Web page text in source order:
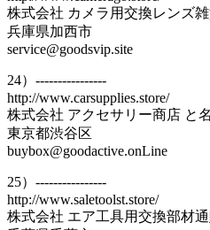
株式会社 カメラ用交換レンズ
兵庫県加西市
service@goodsvip.site
24）----------------
http://www.carsupplies.store/
株式会社 アクセサリー商店 と
東京都渋谷区
buybox@goodactive.onLine
25）----------------
http://www.saletoolst.store/
株式会社 エア工具用交換部材